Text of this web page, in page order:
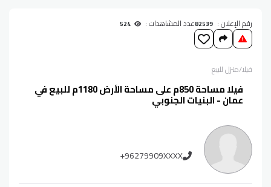
رقم الإعلان : 82539عدد المشاهدات :
فيلا/منزلللبيع
فيلا مساحة 850م على مساحة الأرض 1180م للبيع في
عمان - البنيات الجنوبي
+96279909XXXX